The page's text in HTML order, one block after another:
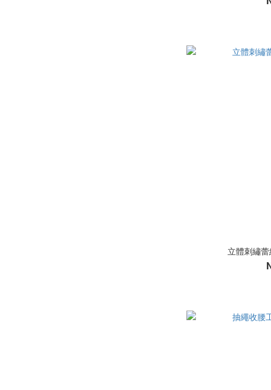
立體刺繡